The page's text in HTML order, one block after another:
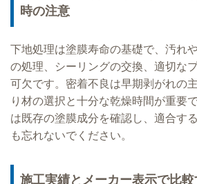
時の注意
下地処理は塗膜寿命の基礎で、汚れ
の処理、シーリングの交換、適切な
可欠です。密着不良は早期剥がれの
り材の選択と十分な乾燥時間が重要
は既存の塗膜成分を確認し、適合す
も忘れないでください。
施工実績とメーカー表示で比